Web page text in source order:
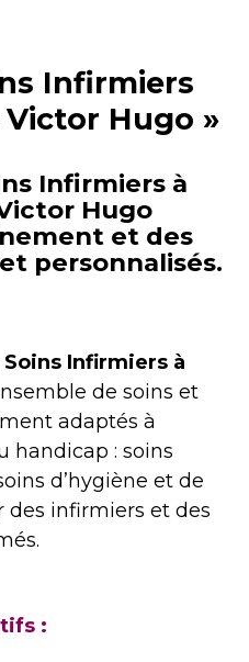
Infirmiers
Victor Hugo »
Infirmiers à
Hugo
et des
personnalisés.
Soins Infirmiers à
de soins et
adaptés à
handicap :soins
d’hygiène et de
des infirmiers et des
: